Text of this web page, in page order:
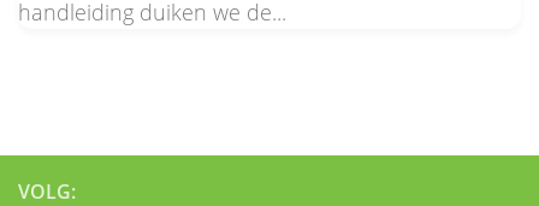
handleiding duiken we de...
VOLG: